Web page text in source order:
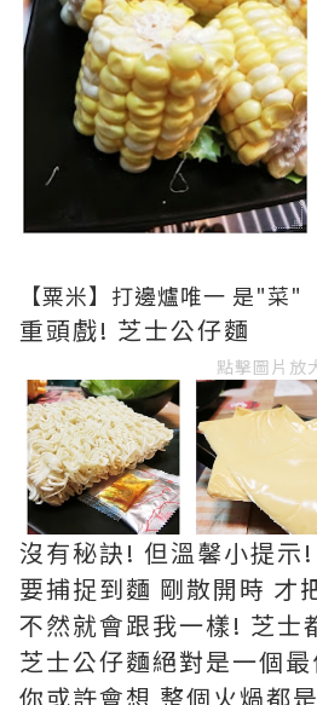
【粟米】打邊爐唯一 是"菜"
重頭戲! 芝士公仔麵
點擊圖片放
沒有秘訣! 但溫馨小提示!
要捕捉到麵 剛散開時 才
不然就會跟我一樣! 芝士
芝士公仔麵絕對是一個
你或許會想 整個火煱都